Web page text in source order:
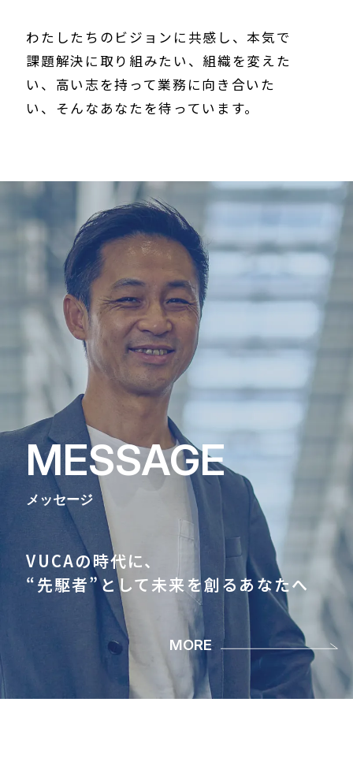
わたしたちのビジョンに共感し、本気で
課題解決に取り組みたい、組織を変えた
い、高い志を持って業務に向き合いた
い、そんなあなたを待っています。
MESSAGE
メッセージ
VUCAの時代に、
“先駆者”として未来を創るあなたへ
MORE